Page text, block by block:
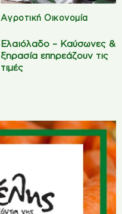
Αγροτική Οικονομία
Ελαιόλαδο – Καύσωνες &
ξηρασία επηρεάζουν τις
τιμές